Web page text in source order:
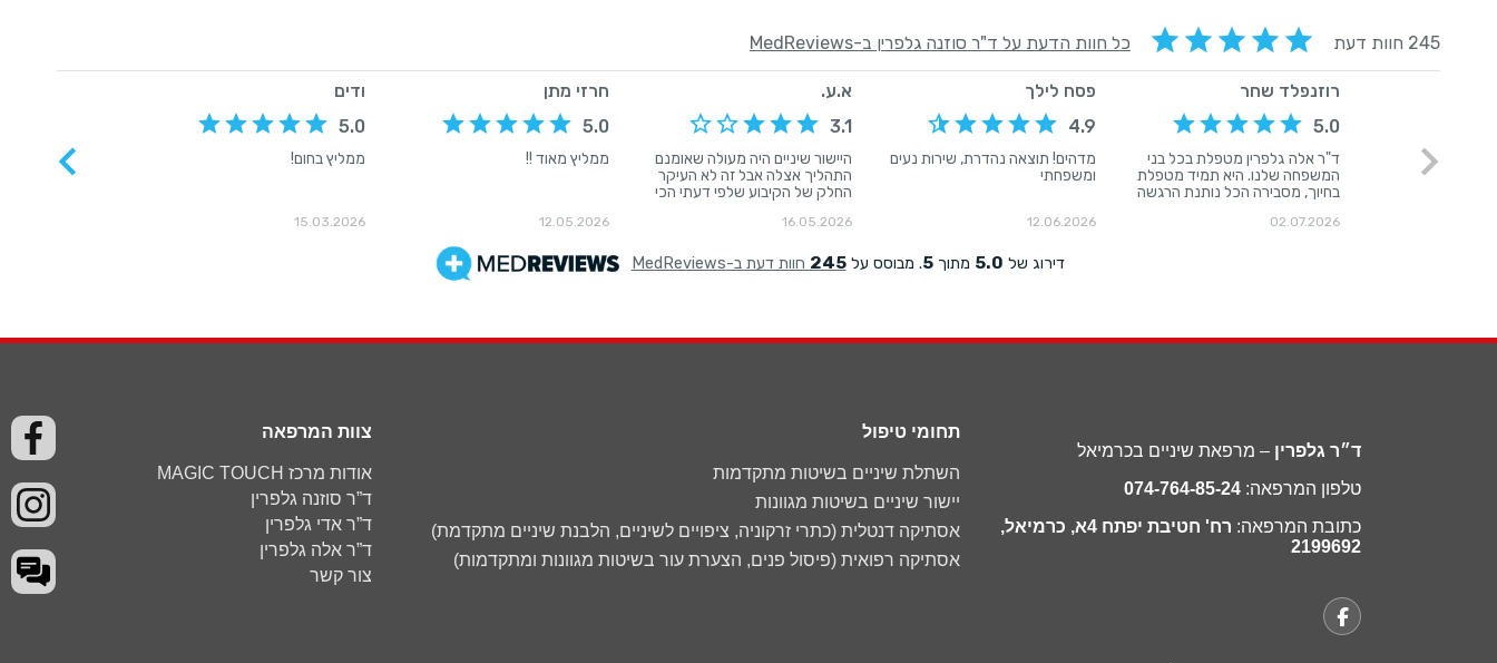
ד״ר גלפרין – מרפאת שיניים בכרמיאל
טלפון המרפאה: 074-764-85-24
כתובת המרפאה:
רח' חטיבת יפתח 4א, כרמיאל,
2199692
תחומי טיפול
השתלת שיניים בשיטות מתקדמות
יישור שיניים בשיטות מגוונות
אסתיקה דנטלית (כתרי זרקוניה, ציפויים לשיניים, הלבנת שיניים מתקדמת)
אסתיקה רפואית (פיסול פנים, הצערת עור בשיטות מגוונות ומתקדמות)
צוות המרפאה
אודות מרכז MAGIC TOUCH
ד”ר סוזנה גלפרין
ד”ר אדי גלפרין
ד”ר אלה גלפרין
צור קשר